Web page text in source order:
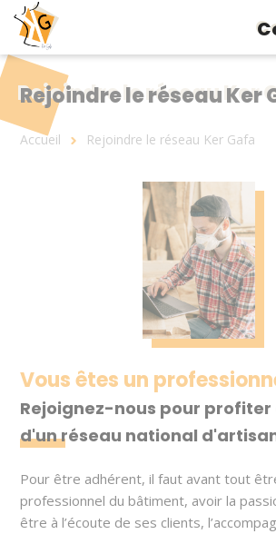
Aller
au
contenu
principal
Rejoindre le réseau Ker
Fil
Accueil Rejoindre le réseau Ker Gafa
Vous êtes un
Rejoignez-nous pour profiter
d'un réseau national
Pour être adhérent, il faut avant tout
professionnel du bâtiment, avoir la
être à l’écoute de ses clients,